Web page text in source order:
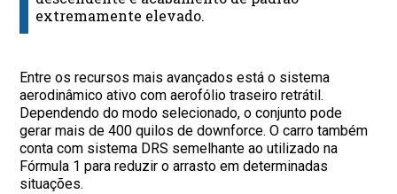
extremamente elevado.
Entre os recursos mais avançados está o sistema
aerodinâmico ativo com aerofólio traseiro retrátil.
Dependendo do modo selecionado, o conjunto pode
gerar mais de 400 quilos de downforce. O carro também
conta com sistema DRS semelhante ao utilizado na
Fórmula 1 para reduzir o arrasto em determinadas
situações.